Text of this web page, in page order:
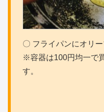
〇 フライパンにオリ
※容器は100円均一で
す。